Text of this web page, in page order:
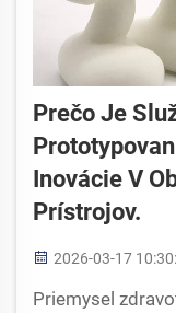
Prečo Je
Inovácie V
Prístrojov.
2026-03-17
Priemysel